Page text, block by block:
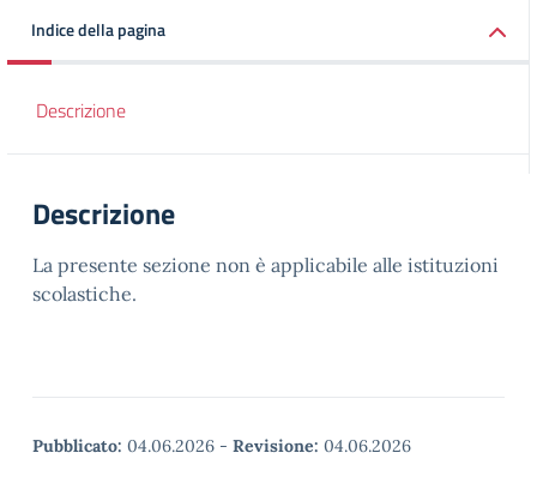
Indice della pagina
Descrizione
Descrizione
La presente sezione non è applicabile alle istituzioni
scolastiche.
Pubblicato: 04.06.2026 - Revisione: 04.06.2026